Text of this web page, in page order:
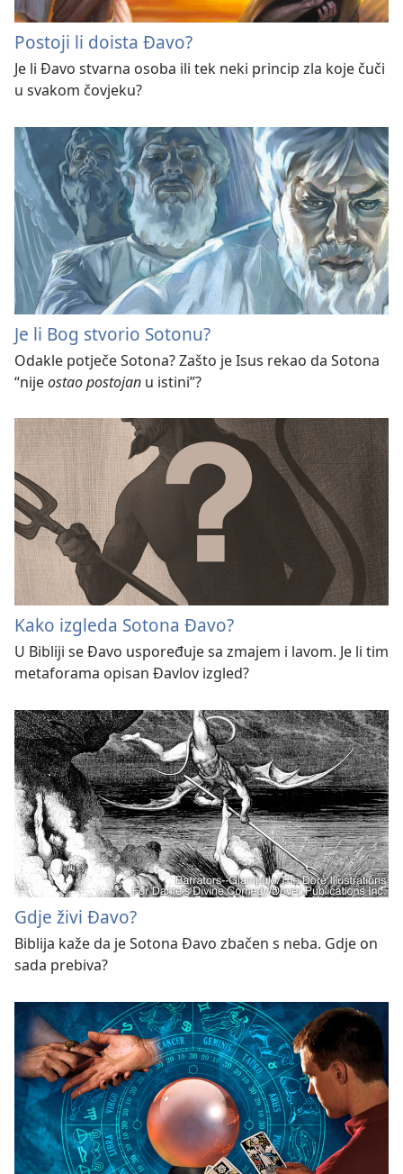
Postoji li doista Đavo?
Je li Đavo stvarna osoba ili tek neki princip zla koje čuči
u svakom čovjeku?
Je li Bog stvorio Sotonu?
Odakle potječe Sotona? Zašto je Isus rekao da Sotona
“nijeostao postojan u istini”?
Kako izgleda Sotona Đavo?
U Bibliji se Đavo uspoređuje sa zmajem i lavom. Je li tim
metaforama opisan Đavlov izgled?
Gdje živi Đavo?
Biblija kaže da je Sotona Đavo zbačen s neba. Gdje on
sada prebiva?